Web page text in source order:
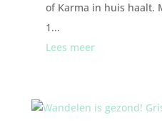
of Karma in huis haalt.
1...
Lees meer